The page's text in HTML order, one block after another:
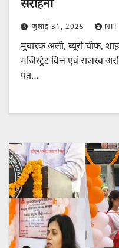
सराहना
जुलाई 31, 2025 NIT
मुबारक अली, ब्यूरो चीफ,
मजिस्ट्रेट वित्त एवं राजस्व
पंत…